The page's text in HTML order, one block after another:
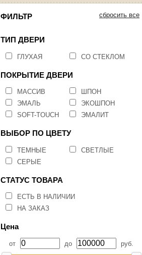
сбросить все
ФИЛЬТР
ТИП ДВЕРИ
ГЛУХАЯ СО СТЕКЛОМ
ПОКРЫТИЕ ДВЕРИ
МАССИВ
ШПОН
ЭМАЛЬ
ЭКОШПОН
SOFT-TOUCH
ЭМАЛИТ
ВЫБОР ПО ЦВЕТУ
ТЕМНЫЕ
СВЕТЛЫЕ
СЕРЫЕ
СТАТУС ТОВАРА
ЕСТЬ В НАЛИЧИИ
НА ЗАКАЗ
Цена
от до руб.